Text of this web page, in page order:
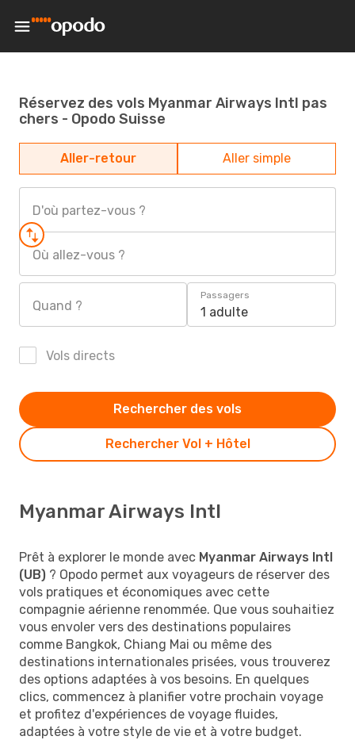
Réservez des vols Myanmar Airways Intl pas
chers - Opodo Suisse
Aller-retour Aller simple
D'où partez-vous ?
Où allez-vous ?
Quand ?
Passagers
1 adulte
Vols directs
Rechercher Vol + Hôtel
Rechercher des vols
Myanmar Airways Intl
Prêt à explorer le monde avec Myanmar Airways Intl
(UB) ? Opodo permet aux voyageurs de réserver des
vols pratiques et économiques avec cette
compagnie aérienne renommée. Que vous souhaitiez
vous envoler vers des destinations populaires
comme Bangkok, Chiang Mai ou même des
destinations internationales prisées, vous trouverez
des options adaptées à vos besoins. En quelques
clics, commencez à planifier votre prochain voyage
et profitez d'expériences de voyage fluides,
adaptées à votre style de vie et à votre budget.